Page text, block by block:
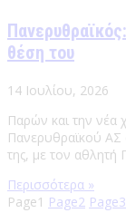
θέση του
14 Ιουλίου, 2026
Παρών και την νέα
Πανερυθραϊκού ΑΣ
της, με τον αθλητή
Περισσότερα »
Page1 Page2 Page3